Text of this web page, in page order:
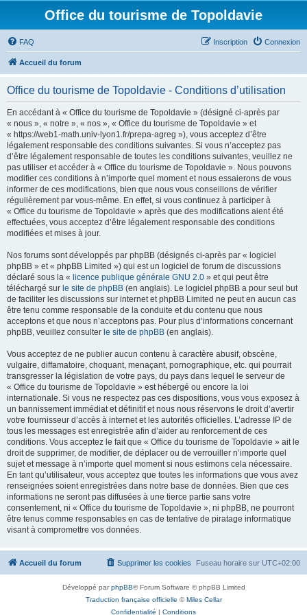
Office du tourisme de Topoldavie
FAQ Connexion
Inscription
Accueil du forum
Office du tourisme de Topoldavie - Conditions d’utilisation
En accédant à « Office du tourisme de Topoldavie » (désigné ci-après par
« nous », « notre », « nos », « Office du tourisme de Topoldavie » et
« https://web1-math.univ-lyon1.fr/prepa-agreg »), vous acceptez d’être
légalement responsable des conditions suivantes. Si vous n’acceptez pas
d’être légalement responsable de toutes les conditions suivantes, veuillez ne
pas utiliser et accéder à « Office du tourisme de Topoldavie ». Nous pouvons
modifier ces conditions à n’importe quel moment et nous essaierons de vous
informer de ces modifications, bien que nous vous conseillons de vérifier
régulièrement par vous-même. En effet, si vous continuez à participer à
« Office du tourisme de Topoldavie » après que des modifications aient été
effectuées, vous acceptez d’être légalement responsable des conditions
modifiées et mises à jour.
Nos forums sont développés par phpBB (désignés ci-après par « logiciel
phpBB » et « phpBB Limited ») qui est un logiciel de forum de discussions
déclaré sous la « licence publique générale GNU 2.0 » et qui peut être
téléchargé sur le site de phpBB (en anglais). Le logiciel phpBB a pour seul but
de faciliter les discussions sur internet et phpBB Limited ne peut en aucun cas
être tenu comme responsable de la conduite et du contenu que nous
acceptons et que nous n’acceptons pas. Pour plus d’informations concernant
phpBB, veuillez consulter le site de phpBB (en anglais).
Vous acceptez de ne publier aucun contenu à caractère abusif, obscène,
vulgaire, diffamatoire, choquant, menaçant, pornographique, etc. qui pourrait
transgresser la législation de votre pays, du pays dans lequel le serveur de
« Office du tourisme de Topoldavie » est hébergé ou encore la loi
internationale. Si vous ne respectez pas ces dispositions, vous vous exposez à
un bannissement immédiat et définitif et nous nous réservons le droit d’avertir
votre fournisseur d’accès à internet et les autorités officielles. L’adresse IP de
tous les messages est enregistrée afin d’aider au renforcement de ces
conditions. Vous acceptez le fait que « Office du tourisme de Topoldavie » ait le
droit de supprimer, de modifier, de déplacer ou de verrouiller n’importe quel
sujet et message à n’importe quel moment si nous estimons cela nécessaire.
En tant qu’utilisateur, vous acceptez que toutes les informations que vous avez
renseignées soient enregistrées dans notre base de données. Bien que ces
informations ne seront pas diffusées à une tierce partie sans votre
consentement, ni « Office du tourisme de Topoldavie », ni phpBB, ne pourront
être tenus comme responsables en cas de tentative de piratage informatique
visant à compromettre vos données.
Accueil du forum Fuseau horaire sur UTC+02:00
Supprimer les cookies
Développé parphpBB® Forum Software © phpBB Limited
Traduction française officielle ©Miles Cellar
Confidentialité | Conditions